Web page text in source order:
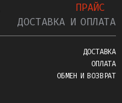
ПРАЙС
ДОСТАВКА И ОПЛАТА
ДОСТАВКА
ОПЛАТА
ОБМЕН И ВОЗВРАТ